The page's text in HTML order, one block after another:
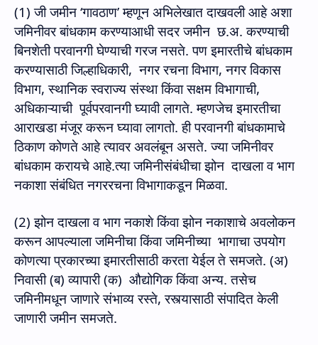
(1)जी जमीन ‘गावठाण’ म्हणून अभिलेखात दाखवली आहे अशा
जमिनीवर बांधकाम करण्याआधी सदर जमीन छ.अ. करण्याची
बिनशेती परवानगी घेण्याची गरज नसते. पण इमारतीचे बांधकाम
करण्यासाठी जिल्हाधिकारी, नगर रचना विभाग,नगर विकास
विभाग,स्थानिक स्वराज्य संस्था किंवा सक्षम विभागाची,
अधिकाऱ्याची पूर्वपरवानगी घ्यावी लागते. म्हणजेच इमारतीचा
आराखडा मंजूर करून घ्यावा लागतो. ही परवानगी बांधकामाचे
ठिकाण कोणते आहे त्यावर अवलंबून असते. ज्या जमिनीवर
बांधकाम करायचे आहे.त्या जमिनीसंबंधीचा झोन दाखला व भाग
नकाशा संबंधित नगररचना विभागाकडून मिळवा.
(2)झोन दाखला व भाग नकाशे किंवा झोन नकाशाचे अवलोकन
करून आपल्याला जमिनीचा किंवा जमिनीच्या भागाचा उपयोग
कोणत्या प्रकारच्या इमारतीसाठी करता येईल ते समजते. (अ)
निवासी (ब) व्यापारी (क) औद्योगिक किंवा अन्य. तसेच
जमिनीमधून जाणारे संभाव्य रस्ते,रस्त्यासाठी संपादित केली
जाणारी जमीन समजते.